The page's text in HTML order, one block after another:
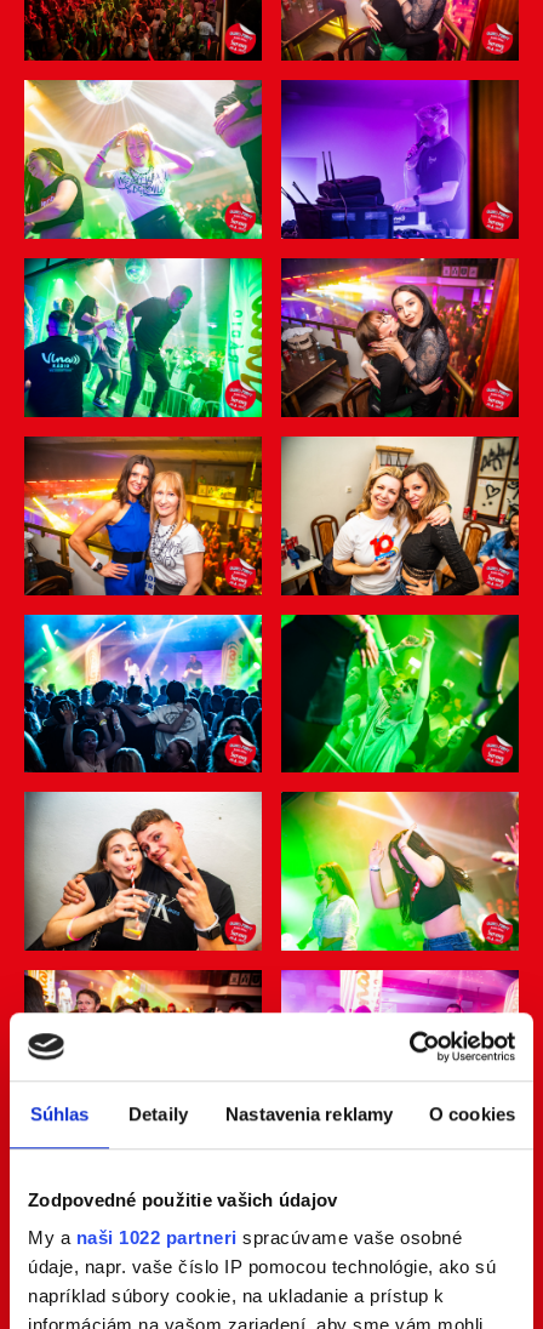
Súhlas Detaily Nastavenia reklamy O cookies
Zodpovedné použitie vašich údajov
My a naši 1022 partneri spracúvame vaše osobné
údaje, napr. vaše číslo IP pomocou technológie, ako sú
napríklad súbory cookie, na ukladanie a prístup k